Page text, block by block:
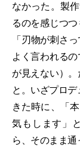
なかった。製
るのを感じつ
「刃物が刺さ
よく言われる
が見えない）
と。いざプロ
きた時に、「
気もします」
ら、そのまま通